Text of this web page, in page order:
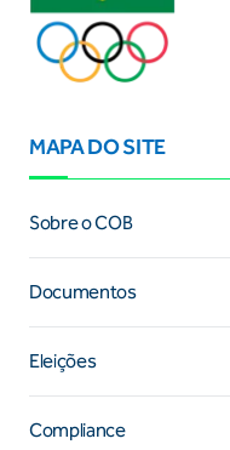
MAPA DO SITE
Sobre o COB
Documentos
Eleições
Compliance